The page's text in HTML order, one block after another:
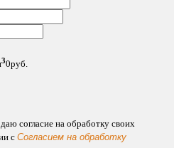
30руб.
согласие на обработку своих
с Согласием на обработку